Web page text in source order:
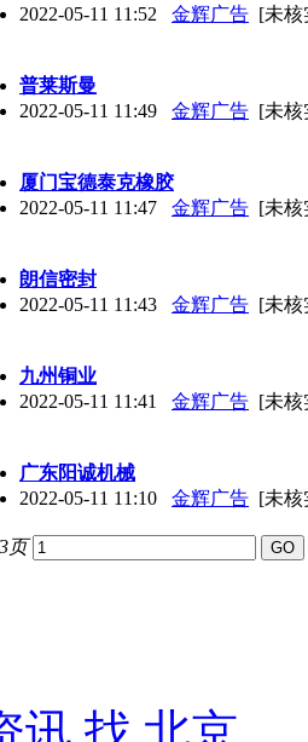
2022-05-11 11:52
金辉广告 [未核
普莱斯曼
2022-05-11 11:49
金辉广告 [未核
厦门宝德泰克橡胶
2022-05-11 11:47
金辉广告 [未核
朗信密封
2022-05-11 11:43
金辉广告 [未核
九州铜业
2022-05-11 11:41
金辉广告 [未核
广东阳诚机械
2022-05-11 11:10
金辉广告 [未核
页
讯 找 北京